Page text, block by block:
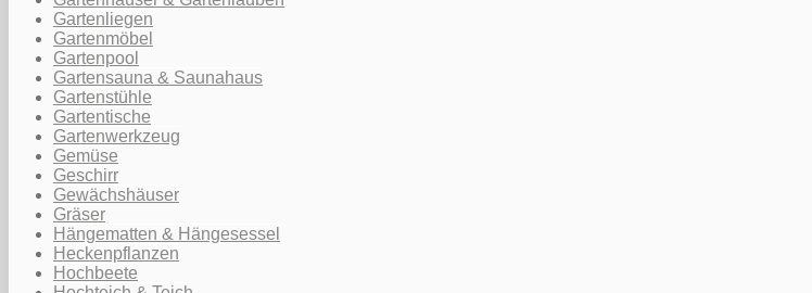
Gartenliegen
Gartenmöbel
Gartenpool
Gartensauna & Saunahaus
Gartenstühle
Gartentische
Gartenwerkzeug
Gemüse
Geschirr
Gewächshäuser
Gräser
Hängematten & Hängesessel
Heckenpflanzen
Hochbeete